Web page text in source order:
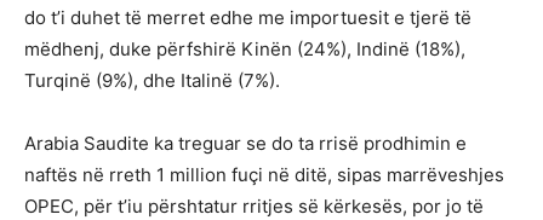
do t’i duhet të merret edhe me importuesit e tjerë të
mëdhenj, duke përfshirë Kinën (24%), Indinë (18%),
Turqinë (9%), dhe Italinë (7%).
Arabia Saudite ka treguar se do ta rrisë prodhimin e
naftës në rreth 1 million fuçi në ditë, sipas marrëveshjes
OPEC, për t’iu përshtatur rritjes së kërkesës, por jo të